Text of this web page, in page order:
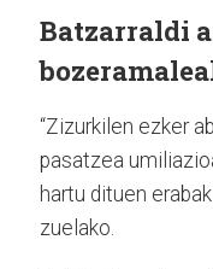
Batzarraldi
“Zizurkilen ezker
pasatzea
hartu dituen
zuelako.